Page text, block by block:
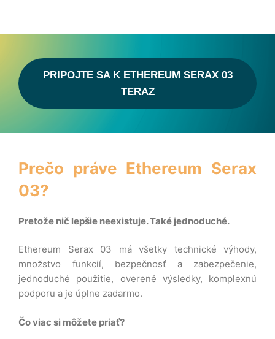
PRIPOJTE SA K ETHEREUM SERAX 03
TERAZ
Prečo práve Ethereum Serax
03?
Pretože nič lepšie neexistuje. Také jednoduché.
Ethereum Serax 03 má všetky technické výhody,
množstvo funkcií, bezpečnosť a zabezpečenie,
jednoduché použitie, overené výsledky, komplexnú
podporu a je úplne zadarmo.
Čo viac si môžete priať?